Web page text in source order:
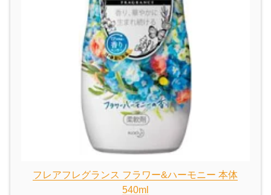
フレアフレグランス フラワー&ハーモニー 本体
540ml